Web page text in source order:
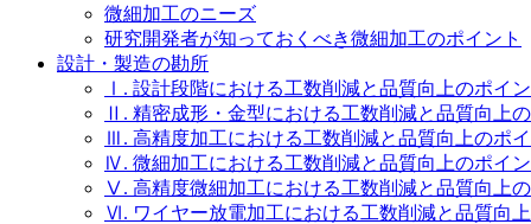
微細加工のニーズ
研究開発者が知っておくべき微細加工のポイント
設計・製造の勘所
Ⅰ. 設計段階における工数削減と品質向上のポイン
Ⅱ. 精密成形・金型における工数削減と品質向上
Ⅲ. 高精度加工における工数削減と品質向上のポイ
Ⅳ. 微細加工における工数削減と品質向上のポイン
Ⅴ. 高精度微細加工における工数削減と品質向上の
Ⅵ. ワイヤー放電加工における工数削減と品質向